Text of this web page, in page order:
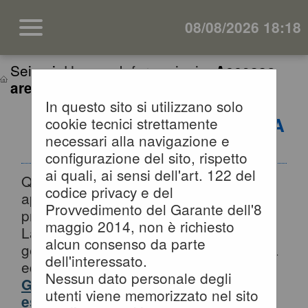
08/08/2026 18:18
Sei qui: Home»Informazioni»Accesso
area riservata SA
In questo sito si utilizzano solo
cookie tecnici strettamente
necessari alla navigazione e
configurazione del sito, rispetto
ai quali, ai sensi dell'art. 122 del
codice privacy e del
Provvedimento del Garante dell'8
maggio 2014, non è richiesto
alcun consenso da parte
dell'interessato.
Nessun dato personale degli
utenti viene memorizzato nel sito
ACCESSO AREA RISERVATA
SA
Questa sezione è dedicata agli
applicativi per la gestione della fase di
progettazione di un appalto pubblico di
Lavori, Servizi e Forniture, per la
gestione della fase a evidenza pubblica
ed esecuzione del contratto.
Gli applicativi presenti sono ad uso
esclusivo dell'Ente.